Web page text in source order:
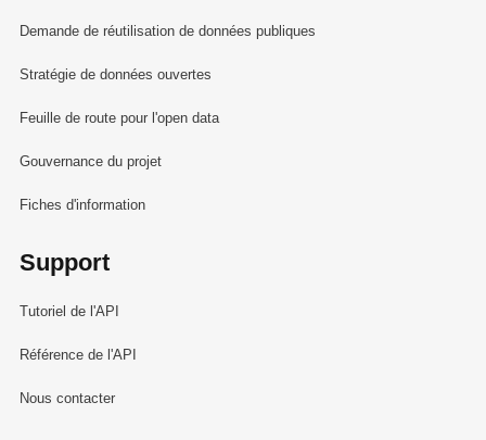
Demande de réutilisation de données publiques
Stratégie de données ouvertes
Feuille de route pour l'open data
Gouvernance du projet
Fiches d'information
Support
Tutoriel de l'API
Référence de l'API
Nous contacter